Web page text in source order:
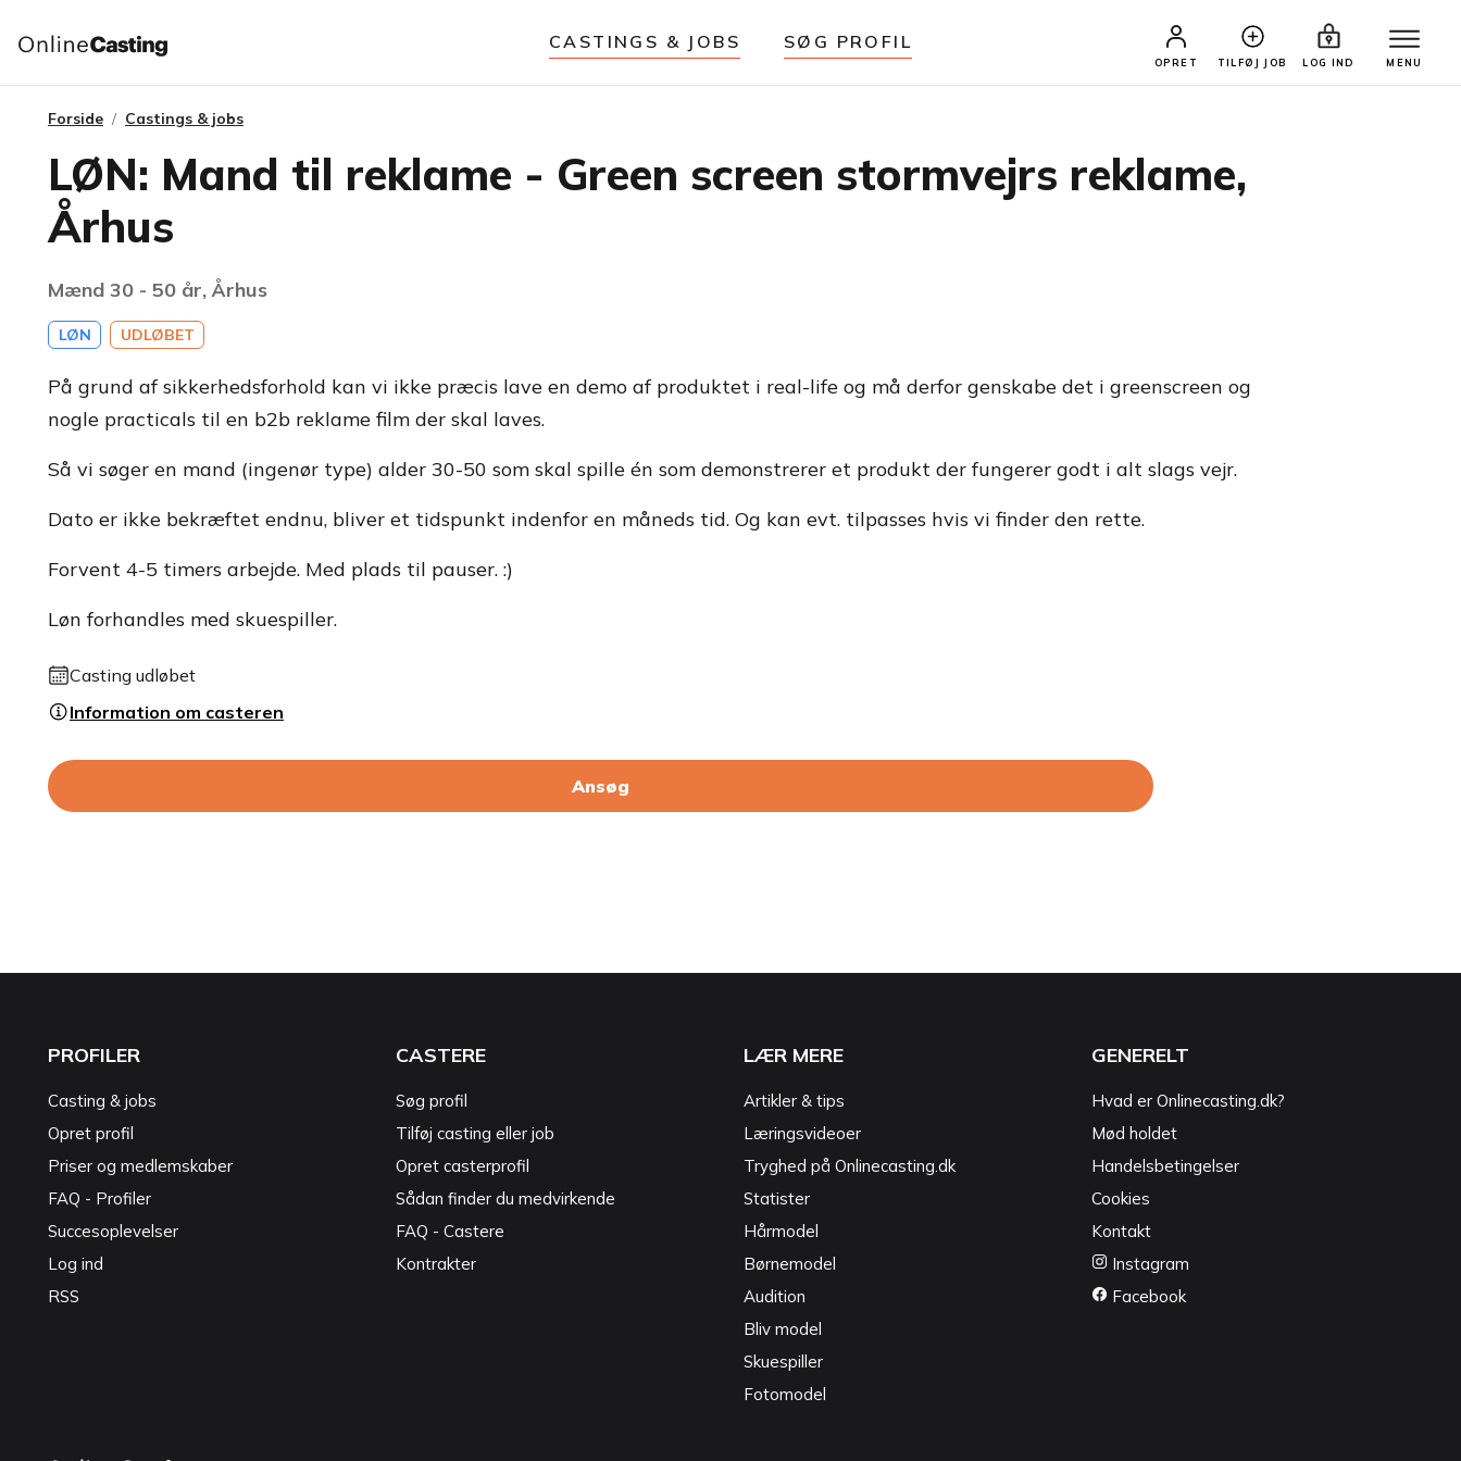
CASTINGS & JOBS SØG PROFIL
OPRET TILFØJ JOB LOG IND MENU
Forside Castings & jobs
LØN: Mand til reklame - Green screen stormvejrs reklame,
Århus
Mænd 30 - 50 år, Århus
LØN UDLØBET
På grund af sikkerhedsforhold kan vi ikke præcis lave en demo af produktet i real-life og må derfor genskabe det i greenscreen og
nogle practicals til en b2b reklame film der skal laves.
Så vi søger en mand (ingenør type) alder 30-50 som skal spille én som demonstrerer et produkt der fungerer godt i alt slags vejr.
Dato er ikke bekræftet endnu, bliver et tidspunkt indenfor en måneds tid. Og kan evt. tilpasses hvis vi finder den rette.
Forvent 4-5 timers arbejde. Med plads til pauser. :)
Løn forhandles med skuespiller.
Casting udløbet
Information om casteren
Ansøg
PROFILER
Casting & jobs
Opret profil
Priser og medlemskaber
FAQ - Profiler
Succesoplevelser
Log ind
RSS
CASTERE
Søg profil
Tilføj casting eller job
Opret casterprofil
Sådan finder du medvirkende
FAQ - Castere
Kontrakter
LÆR MERE
Artikler & tips
Læringsvideoer
Tryghed på Onlinecasting.dk
Statister
Hårmodel
Børnemodel
Audition
Bliv model
Skuespiller
Fotomodel
GENERELT
Hvad er Onlinecasting.dk?
Mød holdet
Handelsbetingelser
Cookies
Kontakt
Instagram
Facebook